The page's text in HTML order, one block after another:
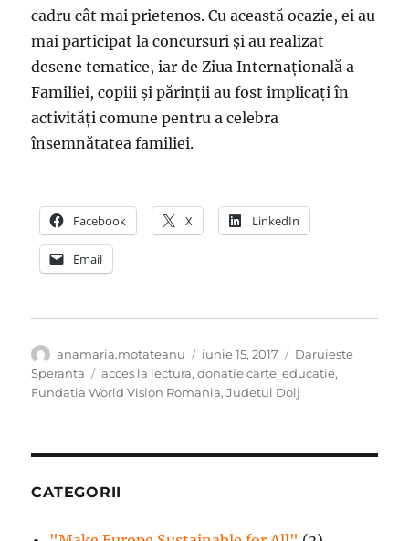
cadru cât mai prietenos. Cu această ocazie, ei au
mai participat la concursuri şi au realizat
desene tematice, iar de Ziua Internaţională a
Familiei, copiii şi părinţii au fost implicaţi în
activităţi comune pentru a celebra
însemnătatea familiei.
Facebook X LinkedIn
Email
Autor
anamaria.motateanu
Publicat
pe
iunie 15, 2017 Categorii
Daruieste
Speranta
Etichete
acces la lectura,donatie carte,educatie,
Fundatia World Vision Romania,Judetul Dolj
CATEGORII